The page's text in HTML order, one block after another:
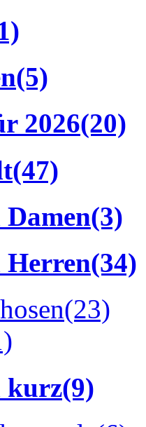
(5)
2026(20)
(47)
(3)
Herren(34)
(23)
kurz(9)